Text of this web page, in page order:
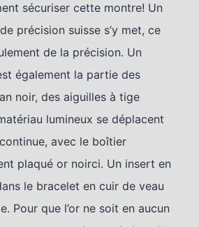
sécuriser cette montre! Un
précision suisse s’y met, ce
de la précision. Un
également la partie des
noir, des aiguilles à tige
lumineux se déplacent
avec le boîtier
plaqué or noirci. Un insert en
le bracelet en cuir de veau
Pour que l’or ne soit en aucun